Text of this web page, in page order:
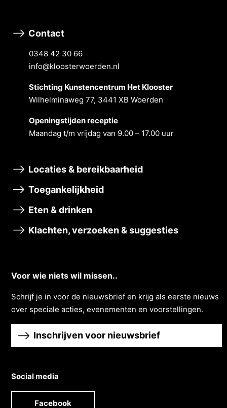
Contact
0348 42 30 66
info@kloosterwoerden.nl
Stichting Kunstencentrum Het Klooster
Wilhelminaweg 77, 3441 XB Woerden
Openingstĳden receptie
Maandag t/m vrĳdag van 9.00 – 17.00 uur
Locaties & bereikbaarheid
Toegankelijkheid
Eten & drinken
Klachten, verzoeken & suggesties
Voor wie niets wil missen..
Schrĳf je in voor de nieuwsbrief en krĳg als eerste nieuws
over speciale acties, evenementen en voorstellingen.
Inschrijven voor nieuwsbrief
Social media
Facebook